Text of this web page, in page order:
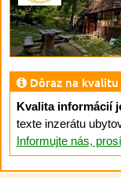
Dôraz na kvalitu
Kvalita informácií
texte inzerátu
Informujte nás,